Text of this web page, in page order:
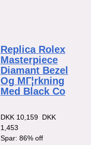
Replica Rolex
Masterpiece
Diamant Bezel
Og MГ¦rkning
Med Black Co
DKK 10,159 DKK
1,453
Spar: 86% off